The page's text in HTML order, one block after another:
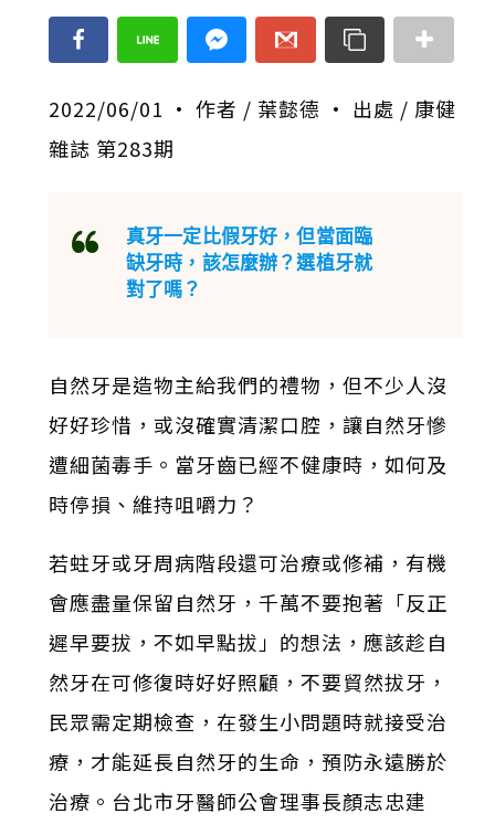
2022/06/01 · 作者 / 葉懿德 · 出處 / 康健
雜誌 第283期
真牙一定比假牙好，但當面臨
缺牙時，該怎麼辦？選植牙就
對了嗎？
自然牙是造物主給我們的禮物，但不少人沒
好好珍惜，或沒確實清潔口腔，讓自然牙慘
遭細菌毒手。當牙齒已經不健康時，如何及
時停損、維持咀嚼力？
若蛀牙或牙周病階段還可治療或修補，有機
會應盡量保留自然牙，千萬不要抱著「反正
遲早要拔，不如早點拔」的想法，應該趁自
然牙在可修復時好好照顧，不要貿然拔牙，
民眾需定期檢查，在發生小問題時就接受治
療，才能延長自然牙的生命，預防永遠勝於
治療。台北市牙醫師公會理事長顏志忠建